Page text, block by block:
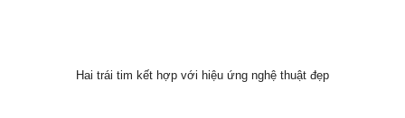
Hai trái tim kết hợp với hiệu ứng nghệ thuật đẹp